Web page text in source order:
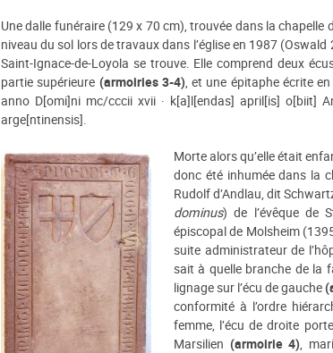
Une dalle funéraire (129 x 70 cm), trouvée dans la chapelle
niveau du sol lors de travaux dans l’église en 1987
Saint-Ignace-de-Loyola se trouve. Elle comprend deux
partie supérieure (armoiries 3-4), et une épitaphe écrite
anno D[omi]ni mc/cccii xvii · k[a]l[endas] april[is] o[biit]
arge[ntinensis].
Morte alors qu’elle était
donc été inhumée dans la
Rudolf d’Andlau, dit
dominus) de l’évêque de
épiscopal de Molsheim
suite administrateur de
sait à quelle branche de la
lignage sur l’écu de gauche
conformité à l’ordre
femme, l’écu de droite
Marsilien (armoirie 4),